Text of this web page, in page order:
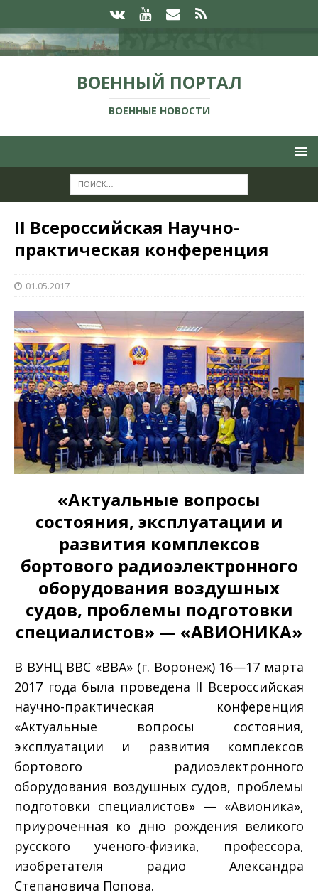
ВОЕННЫЙ ПОРТАЛ
ВОЕННЫЕ НОВОСТИ
II Всероссийская Научно-
практическая конференция
01.05.2017
«Актуальные вопросы
состояния, эксплуатации и
развития комплексов
бортового радиоэлектронного
оборудования воздушных
судов, проблемы подготовки
специалистов» — «АВИОНИКА»
В ВУНЦ ВВС «ВВА» (г. Воронеж) 16—17 марта
2017 года была проведена II Всероссийская
научно-практическая конференция
«Актуальные вопросы состояния,
эксплуатации и развития комплексов
бортового радиоэлектронного
оборудования воздушных судов, проблемы
подготовки специалистов» — «Авионика»,
приуроченная ко дню рождения великого
русского ученого-физика, профессора,
изобретателя радио Александра
Степановича Попова.